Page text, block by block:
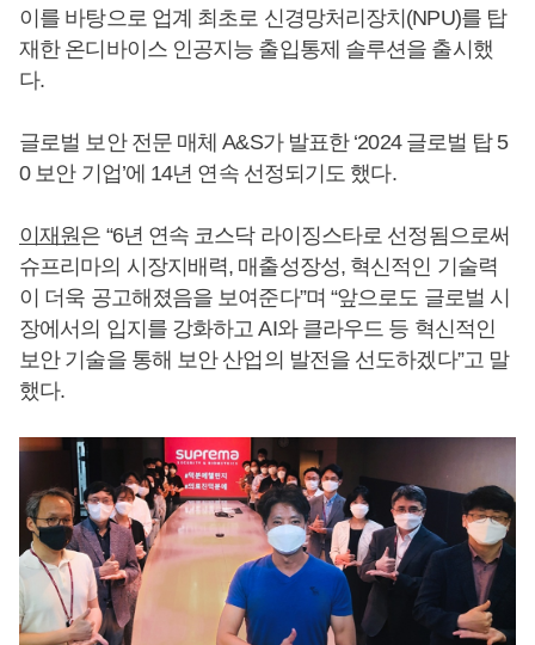
이를 바탕으로 업계 최초로 신경망처리장치(NPU)를 탑
재한 온디바이스 인공지능 출입통제 솔루션을 출시했
다.
글로벌 보안 전문 매체 A&S가 발표한 ‘2024 글로벌 탑 5
0 보안 기업’에 14년 연속 선정되기도 했다.
이재원은 “6년 연속 코스닥 라이징스타로 선정됨으로써
슈프리마의 시장지배력, 매출성장성, 혁신적인 기술력
이 더욱 공고해졌음을 보여준다”며 “앞으로도 글로벌 시
장에서의 입지를 강화하고 AI와 클라우드 등 혁신적인
보안 기술을 통해 보안 산업의 발전을 선도하겠다”고 말
했다.